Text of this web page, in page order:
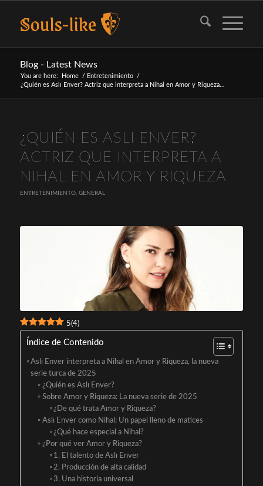
Blog - Latest News
You are here: Home / Entretenimiento
/
¿Quién es Aslı Enver? Actriz que interpreta a Nihal en Amor y Riqueza...
¿QUIÉN ES ASLI ENVER?
ACTRIZ QUE INTERPRETA A
NIHAL EN AMOR Y RIQUEZA
ENTRETENIMIENTO, GENERAL
5(4)
Índice de Contenido
Aslı Enver interpreta a Nihal en Amor y Riqueza, la nueva
serie turca de 2025
¿Quién es Aslı Enver?
Sobre Amor y Riqueza: La nueva serie de 2025
¿De qué trata Amor y Riqueza?
Aslı Enver como Nihal: Un papel lleno de matices
¿Qué hace especial a Nihal?
¿Por qué ver Amor y Riqueza?
1. El talento de Aslı Enver
2. Producción de alta calidad
3. Una historia universal